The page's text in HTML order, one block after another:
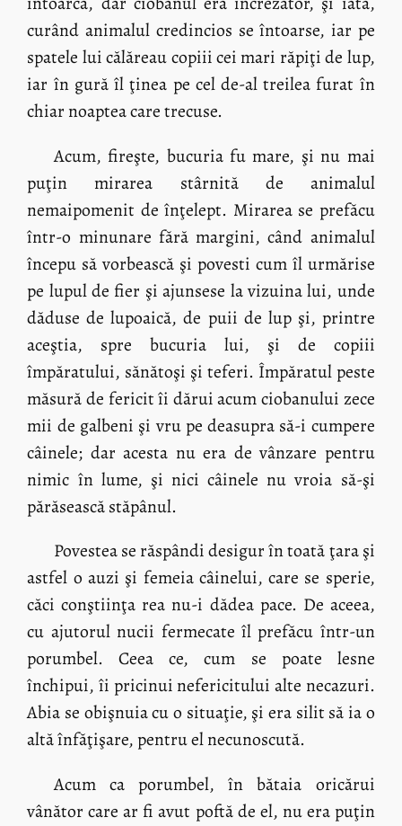
curând animalul credincios se întoarse, iar pe
spatele lui călăreau copiii cei mari răpiţi de lup,
iar în gură îl ţinea pe cel de-al treilea furat în
chiar noaptea care trecuse.
Acum, fireşte, bucuria fu mare, şi nu mai
puţin mirarea stârnită de animalul
nemaipomenit de înţelept. Mirarea se prefăcu
într-o minunare fără margini, când animalul
începu să vorbească şi povesti cum îl urmărise
pe lupul de fier şi ajunsese la vizuina lui, unde
dăduse de lupoaică, de puii de lup şi, printre
aceştia, spre bucuria lui, şi de copiii
împăratului, sănătoşi şi teferi. Împăratul peste
măsură de fericit îi dărui acum ciobanului zece
mii de galbeni şi vru pe deasupra să-i cumpere
câinele; dar acesta nu era de vânzare pentru
nimic în lume, şi nici câinele nu vroia să-şi
părăsească stăpânul.
Povestea se răspândi desigur în toată ţara şi
astfel o auzi şi femeia câinelui, care se sperie,
căci conştiinţa rea nu-i dădea pace. De aceea,
cu ajutorul nucii fermecate îl prefăcu într-un
porumbel. Ceea ce, cum se poate lesne
închipui, îi pricinui nefericitului alte necazuri.
Abia se obişnuia cu o situaţie, şi era silit să ia o
altă înfăţişare, pentru el necunoscută.
Acum ca porumbel, în bătaia oricărui
vânător care ar fi avut poftă de el, nu era puţin